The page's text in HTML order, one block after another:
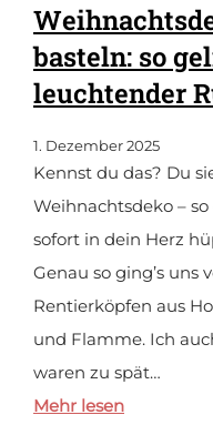
basteln: so
leuchtender
1. Dezember 2025
Kennst du das? Du
Weihnachtsdeko –
sofort in dein Herz
Genau so ging’s uns
Rentierköpfen aus
und Flamme. Ich
waren zu spät…
Mehr lesen